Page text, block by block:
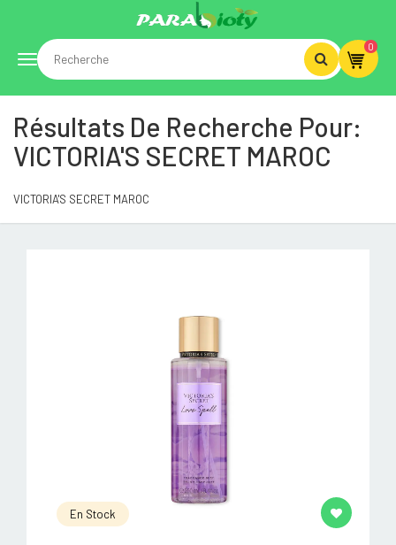
Toggle
navigation
0
Résultats De Recherche Pour:
VICTORIA'S SECRET MAROC
VICTORIA'S SECRET MAROC
En Stock